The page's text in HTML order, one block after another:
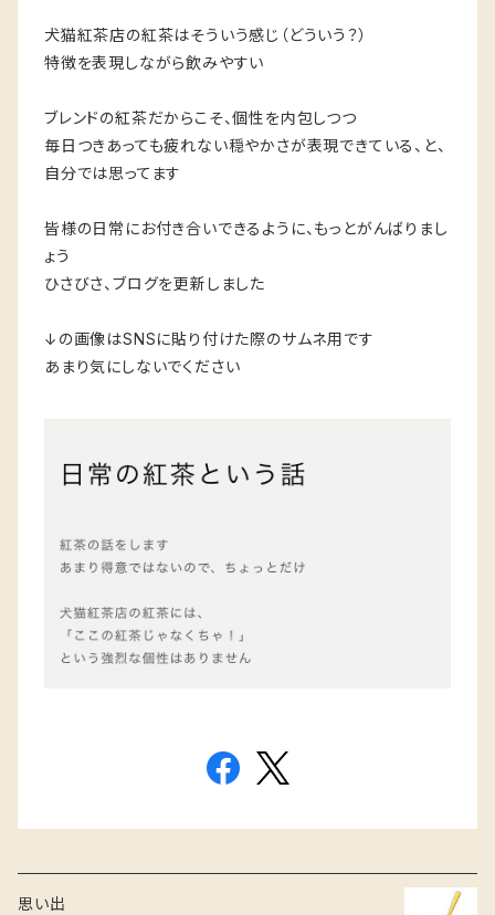
犬猫紅茶店の紅茶はそういう感じ（どういう？）
特徴を表現しながら飲みやすい
ブレンドの紅茶だからこそ、個性を内包しつつ
毎日つきあっても疲れない穏やかさが表現できている、と、
自分では思ってます
皆様の日常にお付き合いできるように、もっとがんばりまし
ょう
ひさびさ、ブログを更新しました
↓の画像はSNSに貼り付けた際のサムネ用です
あまり気にしないでください
思い出